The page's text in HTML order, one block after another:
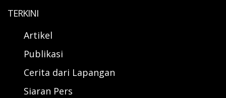
TERKINI
Artikel
Publikasi
Cerita dari Lapangan
Siaran Pers